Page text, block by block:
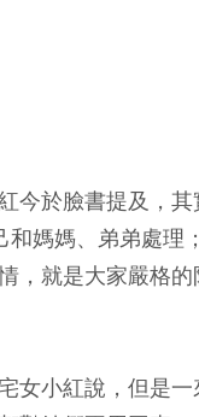
今於臉書提及，
媽媽、弟弟處理
，就是大家嚴格
女小紅說，但是